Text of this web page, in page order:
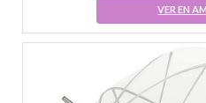
VER EN